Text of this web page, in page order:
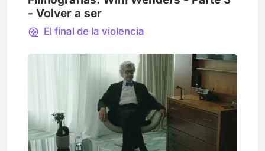
- Volver a ser
El final de la violencia